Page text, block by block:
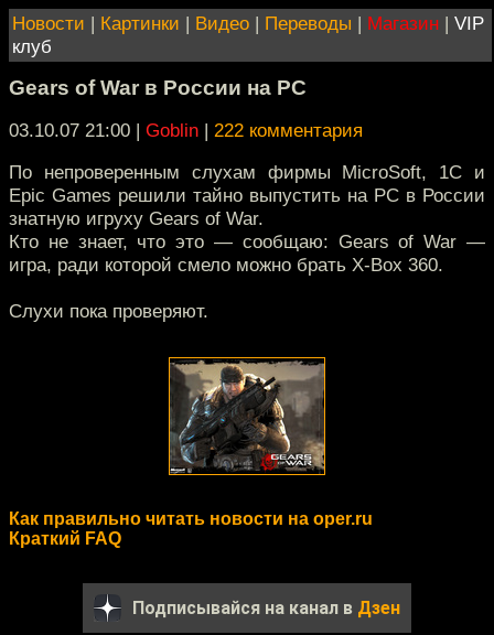
Новости | Картинки | Видео | Переводы | Магазин | VIP
клуб
Gears of War в России на РС
03.10.07 21:00 | Goblin | 222 комментария
По непроверенным слухам фирмы MicroSoft, 1C и
Epic Games решили тайно выпустить на РС в России
знатную игруху Gears of War.
Кто не знает, что это — сообщаю: Gears of War —
игра, ради которой смело можно брать X-Box 360.
Слухи пока проверяют.
Как правильно читать новости на oper.ru
Краткий FAQ
Подписывайся на канал в Дзен